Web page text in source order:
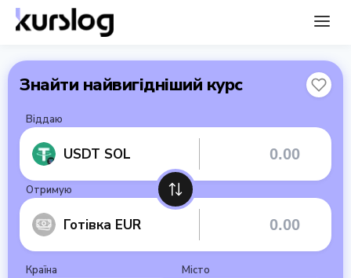
Знайти найвигідніший курс
Віддаю
USDT SOL
Отримую
Готівка EUR
Країна Місто